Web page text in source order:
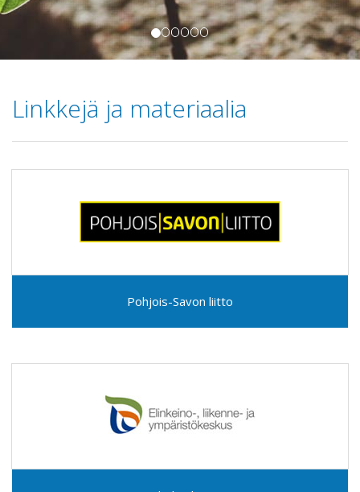
Linkkejä ja materiaalia
Pohjois-Savon liitto